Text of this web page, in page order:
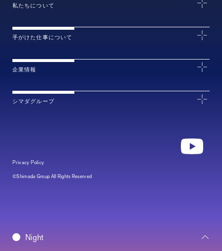
Daybreak
Night
私たちについて
手がけた仕事について
企業情報
シマダグループ
Privacy Policy
©Shimada Group All Rights Reserved